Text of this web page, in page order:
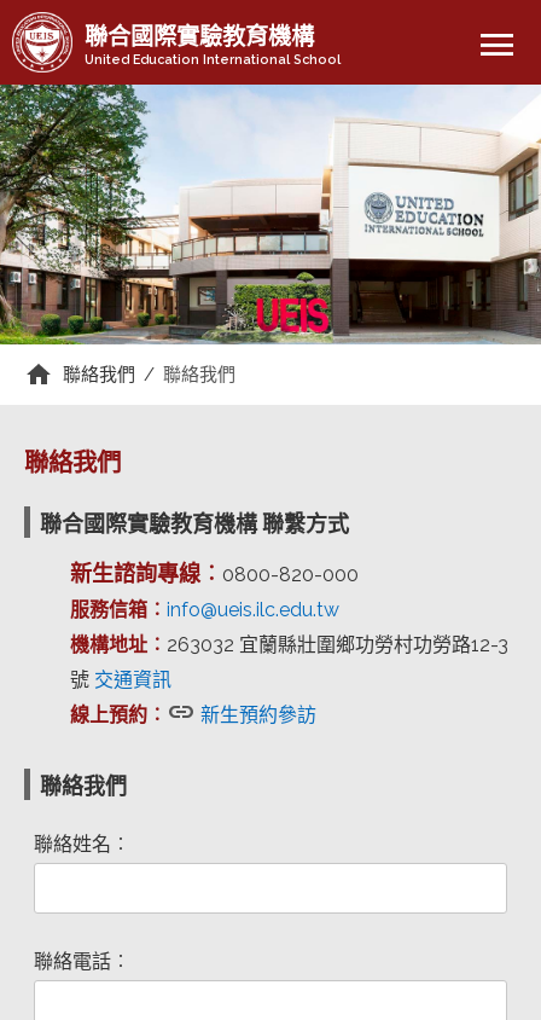
聯合國際實驗教育機構
United Education International School menu
聯絡我們 / 聯絡我們
聯絡我們
聯合國際實驗教育機構 聯繫方式
新生諮詢專線︰ 0800-820-000
服務信箱︰ info@ueis.ilc.edu.tw
機構地址︰ 263032 宜蘭縣壯圍鄉功勞村功勞路12-3
號 交通資訊
線上預約︰ link 新生預約參訪
聯絡我們
聯絡姓名︰
聯絡電話︰